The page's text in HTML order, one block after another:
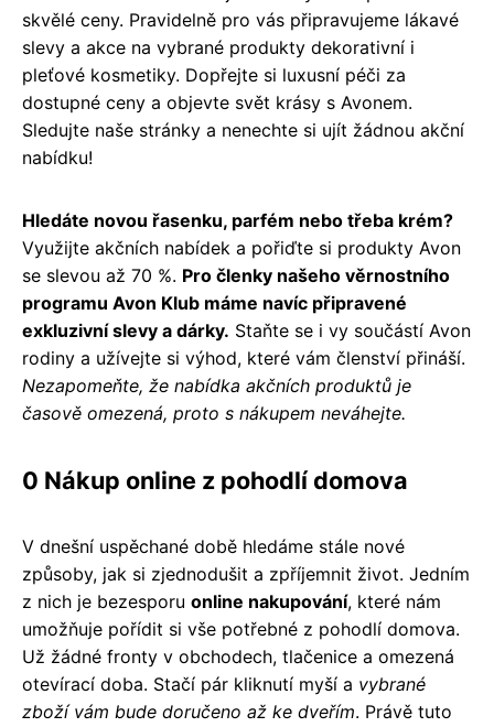
skvělé ceny. Pravidelně pro vás připravujeme lákavé
slevy a akce na vybrané produkty dekorativní i
pleťové kosmetiky. Dopřejte si luxusní péči za
dostupné ceny a objevte svět krásy s Avonem.
Sledujte naše stránky a nenechte si ujít žádnou akční
nabídku!
Hledáte novou řasenku, parfém nebo třeba krém?
Využijte akčních nabídek a pořiďte si produkty Avon
se slevou až 70 %. Pro členky našeho věrnostního
programu Avon Klub máme navíc připravené
exkluzivní slevy a dárky. Staňte se i vy součástí Avon
rodiny a užívejte si výhod, které vám členství přináší.
Nezapomeňte, že nabídka akčních produktů je
časově omezená, proto s nákupem neváhejte.
0 Nákup online z pohodlí domova
V dnešní uspěchané době hledáme stále nové
způsoby, jak si zjednodušit a zpříjemnit život. Jedním
z nich je bezesporu online nakupování, které nám
umožňuje pořídit si vše potřebné z pohodlí domova.
Už žádné fronty v obchodech, tlačenice a omezená
otevírací doba. Stačí pár kliknutí myší a vybrané
zboží vám bude doručeno až ke dveřím. Právě tuto